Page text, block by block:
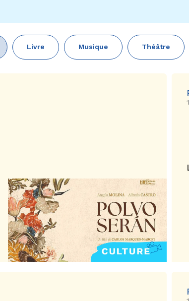
Livre Musique Théâtre
1